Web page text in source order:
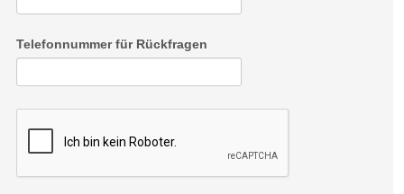
Telefonnummer für Rückfragen